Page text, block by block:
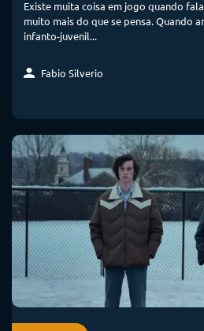
Existe muita coisa em jogo quando
muito mais do que se pensa. Quando
infanto-juvenil...
Fabio Silverio